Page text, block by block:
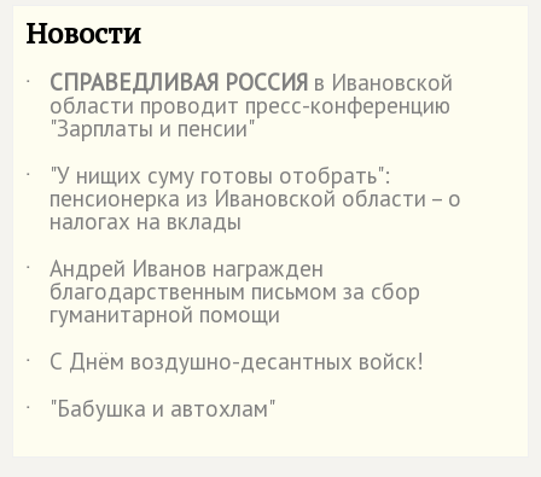
Новости
˙ СПРАВЕДЛИВАЯ РОССИЯ в Ивановской
области проводит пресс-конференцию
"Зарплаты и пенсии"
˙
"У нищих суму готовы отобрать":
пенсионерка из Ивановской области – о
налогах на вклады
˙
Андрей Иванов награжден
благодарственным письмом за сбор
гуманитарной помощи
˙
С Днём воздушно-десантных войск!
˙
"Бабушка и автохлам"